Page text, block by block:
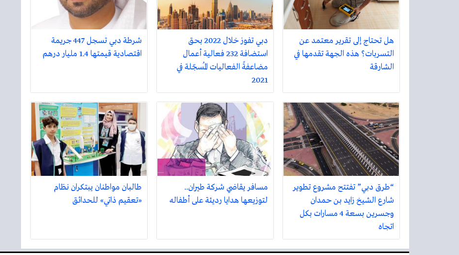
هل تحتاج إلى تقرير معتمد عن
التسربات؟ هذه الجهة تقدمها في
الشارقة
دبي تفوز خلال 2022 بحق
استضافة 232 فعالية أعمال
مضاعفةً الفعاليات المُسجّلة في
2021
شرطة دبي تسجل 447 جريمة
اقتصادية قيمتها 1.4 مليار درهم
“طرق دبي” تفتتح مشروع تطوير
شارع الشيخ زايد بن حمدان
وجسرين بسعة 4 مسارات بكل
اتجاه
مسافر يقاضي شركة طيران..
لتوزيعها هدايا رديئة على أطفاله
طالبان مواطنان يبتكران نظام
«تعقيم ذاتي» للحدائق